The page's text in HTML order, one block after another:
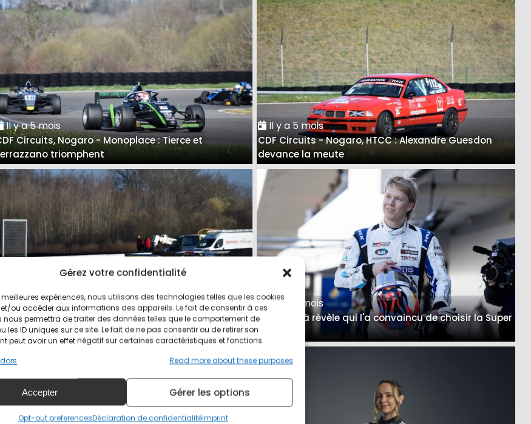
Gérez votre confidentialité
meilleures expériences, nous utilisons des technologies telles que les cookies
ou accéder aux informations des appareils. Le fait de consentir à ces
nous permettra de traiter des données telles que le comportement de
les ID uniques sur ce site. Le fait de ne pas consentir ou de retirer son
peut avoir un effet négatif sur certaines caractéristiques et fonctions.
Read more about these purposes
Accepter Gérer les options
Opt-out preferencesDéclaration de confidentialitéImprint
Il y a 5 mois
Circuits, Nogaro - Monoplace : Tierce et
triomphent
Il y a 5 mois
CDF Circuits - Nogaro, HTCC : Alexandre Guesdon
devance la meute
Il y a 5 mois
Circuits - Nogaro, Berline/GT B : Roland Chotard,
habitué
Il y a 5 mois
Rovanperä révèle qui l'a convaincu de choisir la Super
Formula